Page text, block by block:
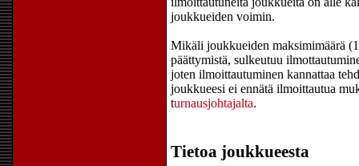
joukkueiden voimin.
Mikäli joukkueiden maksimimäärä
päättymistä, sulkeutuu
joten ilmoittautuminen kannattaa
joukkueesi ei ennätä ilmoittautua
turnausjohtajalta.
Tietoa joukkueesta